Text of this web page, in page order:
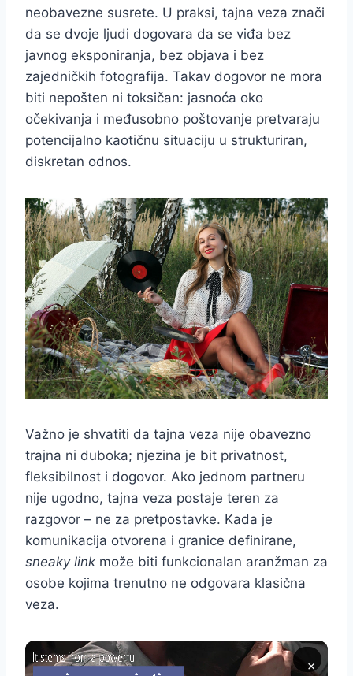
neobavezne susrete. U praksi, tajna veza znači
da se dvoje ljudi dogovara da se viđa bez
javnog eksponiranja, bez objava i bez
zajedničkih fotografija. Takav dogovor ne mora
biti nepošten ni toksičan: jasnoća oko
očekivanja i međusobno poštovanje pretvaraju
potencijalno kaotičnu situaciju u strukturiran,
diskretan odnos.
Važno je shvatiti da tajna veza nije obavezno
trajna ni duboka; njezina je bit privatnost,
fleksibilnost i dogovor. Ako jednom partneru
nije ugodno, tajna veza postaje teren za
razgovor – ne za pretpostavke. Kada je
komunikacija otvorena i granice definirane,
sneaky link može biti funkcionalan aranžman za
osobe kojima trenutno ne odgovara klasična
veza.
×